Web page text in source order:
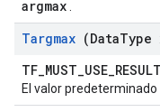
argmax
Targmax (DataType
TF_MUST_USE_RESULT
El valor predeterminado